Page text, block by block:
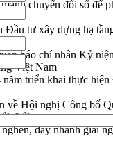
chuyển đổi số để
Đầu tư xây dựng hạ
báo chí nhân Kỷ
Việt Nam
triển khai thực hiện
về Hội nghị Công bố
Lắk
đẩy nhanh giải